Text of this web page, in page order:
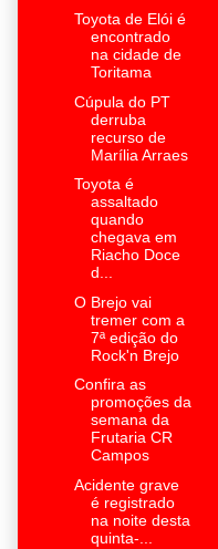
Toyota de Elói é
encontrado
na cidade de
Toritama
Cúpula do PT
derruba
recurso de
Marília Arraes
Toyota é
assaltado
quando
chegava em
Riacho Doce
d...
O Brejo vai
tremer com a
7ª edição do
Rock'n Brejo
Confira as
promoções da
semana da
Frutaria CR
Campos
Acidente grave
é registrado
na noite desta
quinta-...